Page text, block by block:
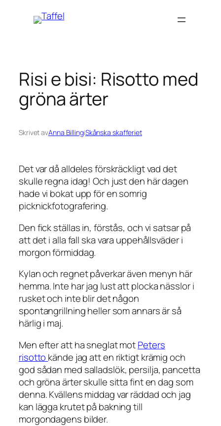
Risi e bisi: Risotto med
gröna ärter
Skrivet avAnna BillingiSkånska skafferiet
Det var då alldeles förskräckligt vad det
skulle regna idag! Och just den här dagen
hade vi bokat upp för en somrig
picknickfotografering.
Den fick ställas in, förstås, och vi satsar på
att det i alla fall ska vara uppehållsväder i
morgon förmiddag.
Kylan och regnet påverkar även menyn här
hemma. Inte har jag lust att plocka nässlor i
rusket och inte blir det någon
spontangrillning heller som annars är så
härlig i maj.
Men efter att ha sneglat motPeters
risotto kände jag att en riktigt krämig och
god sådan med salladslök, persilja, pancetta
och gröna ärter skulle sitta fint en dag som
denna. Kvällens middag var räddad och jag
kan lägga krutet på bakning till
morgondagens bilder.